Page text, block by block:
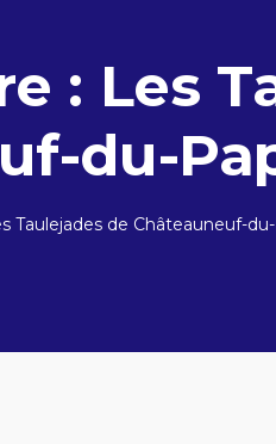
: Les
du-
Taulejades de Châteauneuf-